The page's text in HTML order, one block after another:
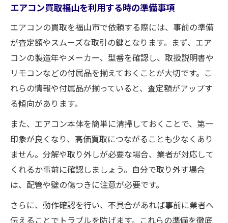
エアコン買取福山を利用する時の準備事項
エアコンの買取を福山市で依頼する際には、事前の準備
が査定額やスムーズな取引の鍵となります。まず、エア
コンの製造年やメーカー、型番を確認し、取扱説明書や
リモコンなどの付属品を揃えておくことが大切です。こ
れらの情報や付属品が揃っていると、査定額がアップす
る傾向があります。
また、エアコン本体を簡単に清掃しておくことで、第一
印象が良くなり、高価買取につながることも少なくあり
ません。分解や取り外しが必要な場合、業者が対応して
くれるか事前に確認しましょう。自分で取り外す場合
は、配管や壁の傷つきに注意が必要です。
さらに、動作確認を行い、不具合があれば事前に業者へ
伝えることでトラブルを防げます。これらの準備を徹底